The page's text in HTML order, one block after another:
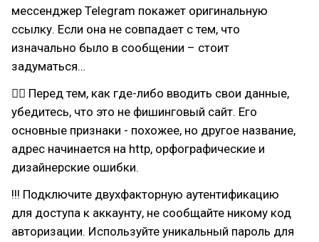
мессенджер Telegram покажет оригинальную
ссылку. Если она не совпадает с тем, что
изначально было в сообщении – стоит
задуматься…
☝🏻 Перед тем, как где-либо вводить свои данные,
убедитесь, что это не фишинговый сайт. Его
основные признаки - похожее, но другое название,
адрес начинается на http, орфографические и
дизайнерские ошибки.
!!! Подключите двухфакторную аутентификацию
для доступа к аккаунту, не сообщайте никому код
авторизации. Используйте уникальный пароль для